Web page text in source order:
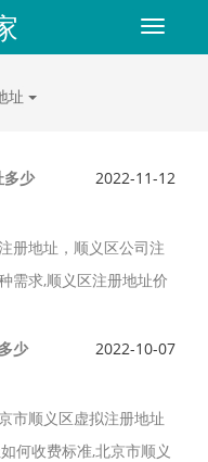
Toggle
址
多少
2022-11-12
册地址，顺义区公司注
需求,顺义区注册地址价
务。
少
2022-10-07
市顺义区虚拟注册地址
何收费标准,北京市顺义